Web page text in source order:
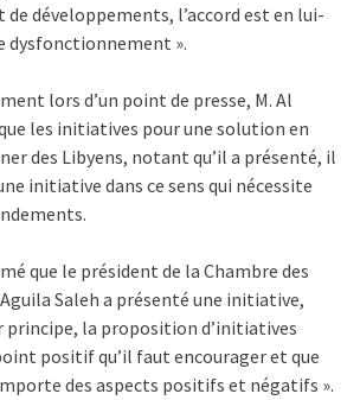
de développements, l’accord est en lui-
dysfonctionnement ».
lors d’un point de presse, M. Al
les initiatives pour une solution en
des Libyens, notant qu’il a présenté, il
initiative dans ce sens qui nécessite
que le président de la Chambre des
Saleh a présenté une initiative,
principe, la proposition d’initiatives
positif qu’il faut encourager et que
des aspects positifs et négatifs ».